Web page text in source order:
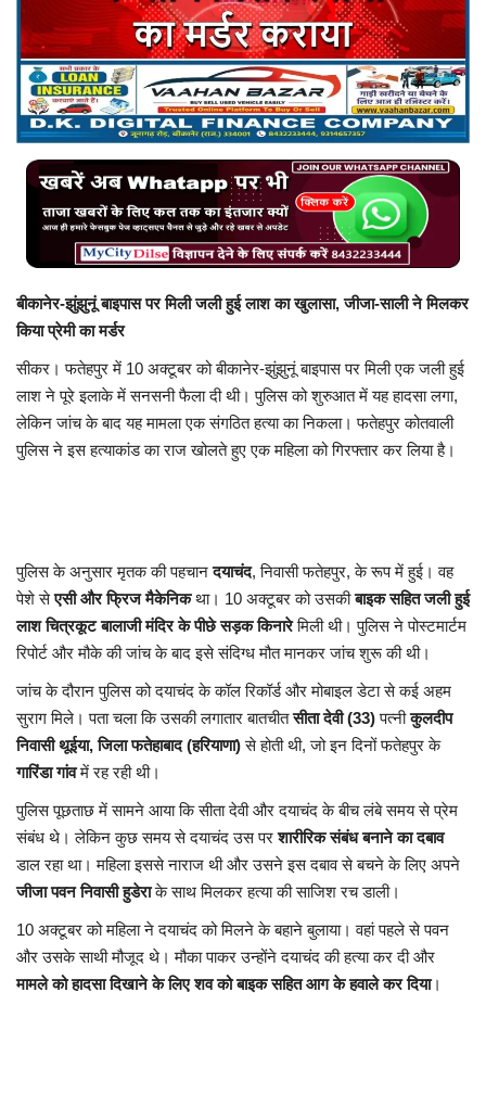
Language
English Hindi
बीकानेर-झुंझुनूं बाइपास पर मिली जली हुई लाश का खुलासा, जीजा-साली ने मिलकर
किया प्रेमी का मर्डर
सीकर। फतेहपुर में 10 अक्टूबर को बीकानेर-झुंझुनूं बाइपास पर मिली एक जली हुई
लाश ने पूरे इलाके में सनसनी फैला दी थी। पुलिस को शुरुआत में यह हादसा लगा,
लेकिन जांच के बाद यह मामला एक संगठित हत्या का निकला। फतेहपुर कोतवाली
पुलिस ने इस हत्याकांड का राज खोलते हुए एक महिला को गिरफ्तार कर लिया है।
पुलिस के अनुसार मृतक की पहचानदयाचंद, निवासी फतेहपुर, के रूप में हुई। वह
पेशे सेएसी और फ्रिज मैकेनिकथा। 10 अक्टूबर को उसकीबाइक सहित जली हुई
लाश चित्रकूट बालाजी मंदिर के पीछे सड़क किनारेमिली थी। पुलिस ने पोस्टमार्टम
रिपोर्ट और मौके की जांच के बाद इसे संदिग्ध मौत मानकर जांच शुरू की थी।
जांच के दौरान पुलिस को दयाचंद के कॉल रिकॉर्ड और मोबाइल डेटा से कई अहम
सुराग मिले। पता चला कि उसकी लगातार बातचीतसीता देवी (33)पत्नीकुलदीप
निवासी थूईया, जिला फतेहाबाद (हरियाणा)से होती थी, जो इन दिनों फतेहपुर के
गारिंडा गांवमें रह रही थी।
पुलिस पूछताछ में सामने आया कि सीता देवी और दयाचंद के बीच लंबे समय से प्रेम
संबंध थे। लेकिन कुछ समय से दयाचंद उस परशारीरिक संबंध बनाने का दबाव
डाल रहा था। महिला इससे नाराज थी और उसने इस दबाव से बचने के लिए अपने
जीजा पवन निवासी हुडेराके साथ मिलकर हत्या की साजिश रच डाली।
10 अक्टूबर को महिला ने दयाचंद को मिलने के बहाने बुलाया। वहां पहले से पवन
और उसके साथी मौजूद थे। मौका पाकर उन्होंने दयाचंद की हत्या कर दी और
मामले को हादसा दिखाने के लिए शव को बाइक सहित आग के हवाले कर दिया।